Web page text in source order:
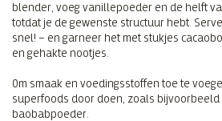
blender, voeg vanillepoeder en de helft
totdat je de gewenste structuur hebt.
snel! – en garneer het met stukjes
en gehakte nootjes.
Om smaak en voedingsstoffen toe te
superfoods door doen, zoals bijvoorbeeld
baobabpoeder.